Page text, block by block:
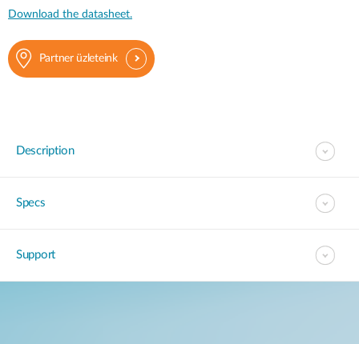
Download the datasheet.
Partner üzleteink
Description
Specs
Support